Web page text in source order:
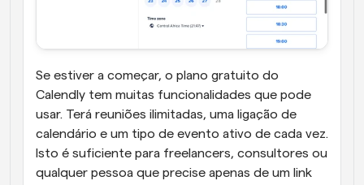
Se estiver a começar, o plano gratuito do
Calendly tem muitas funcionalidades que pode
usar. Terá reuniões ilimitadas, uma ligação de
calendário e um tipo de evento ativo de cada vez.
Isto é suficiente para freelancers, consultores ou
qualquer pessoa que precise apenas de um link